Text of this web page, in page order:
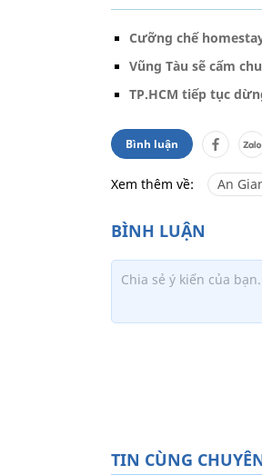
Cưỡng chế
Vũng Tàu sẽ cấm
TP.HCM tiếp tục
Bình luận
Xem thêm về: An
TIN CÙNG